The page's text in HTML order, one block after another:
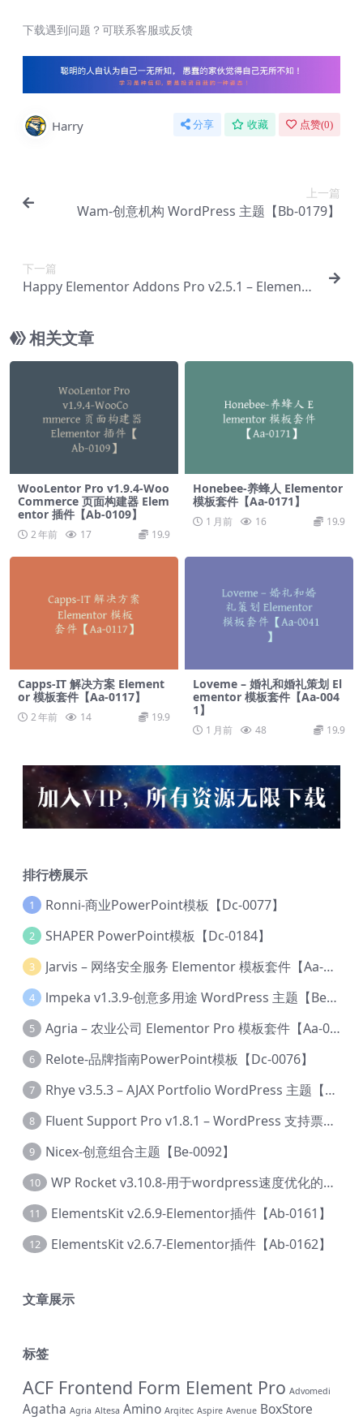
下载遇到问题？可联系客服或反馈
Harry 分享 收藏 点赞(0)
上一篇
Wam-创意机构 WordPress 主题【Bb-0179】
下一篇
Happy Elementor Addons Pro v2.5.1 – Elemento
相关文章
WooLentor Pro v1.9.4-Woo
Commerce 页面构建器 Elem
entor 插件【Ab-0109】
2 年前 17 19.9
Honebee-养蜂人 Elementor
模板套件【Aa-0171】
1 月前 16 19.9
Capps-IT 解决方案 Element
or 模板套件【Aa-0117】
2 年前 14 19.9
Loveme – 婚礼和婚礼策划 El
ementor 模板套件【Aa-004
1】
1 月前 48 19.9
排行榜展示
1 Ronni-商业PowerPoint模板【Dc-0077】
2 SHAPER PowerPoint模板【Dc-0184】
3 Jarvis – 网络安全服务 Elementor 模板套件【Aa-0035】
4 lmpeka v1.3.9-创意多用途 WordPress 主题【Be-0064】
5 Agria – 农业公司 Elementor Pro 模板套件【Aa-0003】
6 Relote-品牌指南PowerPoint模板【Dc-0076】
7 Rhye v3.5.3 – AJAX Portfolio WordPress 主题【Bi-0049】
8 Fluent Support Pro v1.8.1 – WordPress 支持票务系统【Cc-0041】
9 Nicex-创意组合主题【Be-0092】
10 WP Rocket v3.10.8-用于wordpress速度优化的缓存加速插件【Cd-0019】
11 ElementsKit v2.6.9-Elementor插件【Ab-0161】
12 ElementsKit v2.6.7-Elementor插件【Ab-0162】
文章展示
标签
ACF Frontend Form Element Pro Advomedi
Agatha Agria Altesa Amino Arqitec Aspire Avenue BoxStore